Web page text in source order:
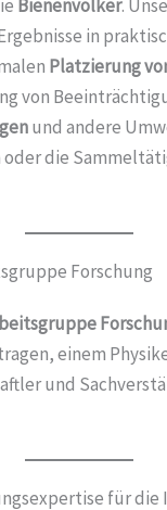
Bienenvölker.
in
Platzierung
von
und andere
die
Forschung
einem
und
für die